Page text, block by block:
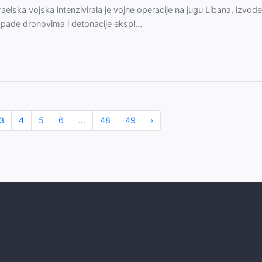
vojska intenzivirala je vojne operacije na jugu Libana,
dronovima i detonacije ekspl...
4 5 6 ... 48 49 ›